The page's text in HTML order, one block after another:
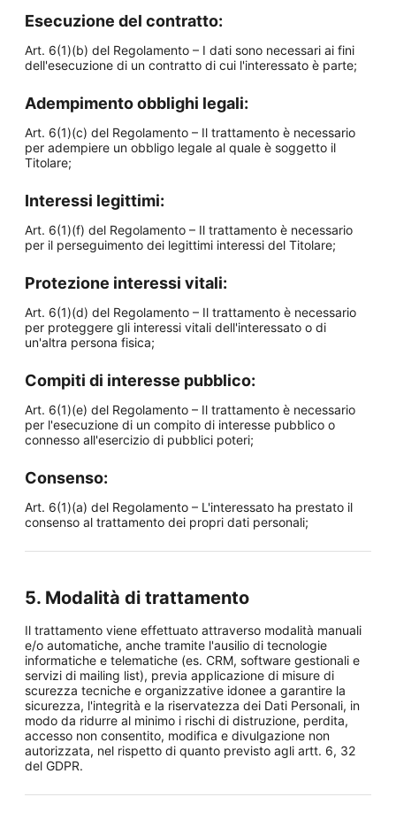
Esecuzione del contratto:
Art. 6(1)(b) del Regolamento – I dati sono necessari ai fini
dell'esecuzione di un contratto di cui l'interessato è parte;
Adempimento obblighi legali:
Art. 6(1)(c) del Regolamento – Il trattamento è necessario
per adempiere un obbligo legale al quale è soggetto il
Titolare;
Interessi legittimi:
Art. 6(1)(f) del Regolamento – Il trattamento è necessario
per il perseguimento dei legittimi interessi del Titolare;
Protezione interessi vitali:
Art. 6(1)(d) del Regolamento – Il trattamento è necessario
per proteggere gli interessi vitali dell'interessato o di
un'altra persona fisica;
Compiti di interesse pubblico:
Art. 6(1)(e) del Regolamento – Il trattamento è necessario
per l'esecuzione di un compito di interesse pubblico o
connesso all'esercizio di pubblici poteri;
Consenso:
Art. 6(1)(a) del Regolamento – L'interessato ha prestato il
consenso al trattamento dei propri dati personali;
5. Modalità di trattamento
Il trattamento viene effettuato attraverso modalità manuali
e/o automatiche, anche tramite l'ausilio di tecnologie
informatiche e telematiche (es. CRM, software gestionali e
servizi di mailing list), previa applicazione di misure di
scurezza tecniche e organizzative idonee a garantire la
sicurezza, l'integrità e la riservatezza dei Dati Personali, in
modo da ridurre al minimo i rischi di distruzione, perdita,
accesso non consentito, modifica e divulgazione non
autorizzata, nel rispetto di quanto previsto agli artt. 6, 32
del GDPR.